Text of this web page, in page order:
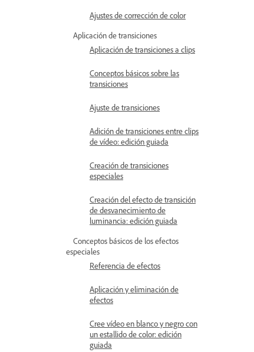
Ajustes de corrección de color
Aplicación de transiciones
Aplicación de transiciones a clips
Conceptos básicos sobre las
transiciones
Ajuste de transiciones
Adición de transiciones entre clips
de vídeo: edición guiada
Creación de transiciones
especiales
Creación del efecto de transición
de desvanecimiento de
luminancia: edición guiada
Conceptos básicos de los efectos
especiales
Referencia de efectos
Aplicación y eliminación de
efectos
Cree vídeo en blanco y negro con
un estallido de color: edición
guiada